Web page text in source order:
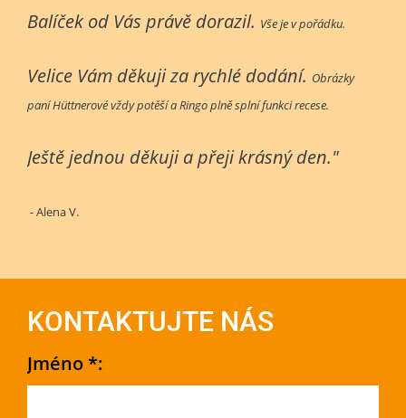
Balíček od Vás právě dorazil. Vše je v pořádku.
Velice Vám děkuji za rychlé dodání. Obrázky
paní Hüttnerové vždy potěší a Ringo plně splní funkci recese.
Ještě jednou děkuji a přeji krásný den."
- Alena V.
KONTAKTUJTE NÁS
Jméno *: